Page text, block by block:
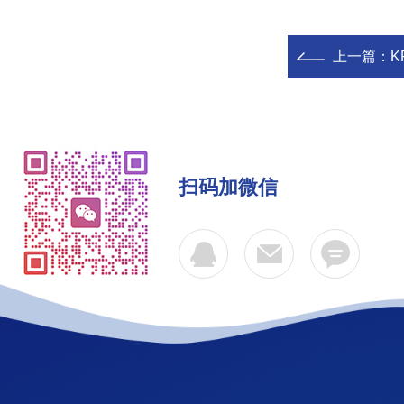
上一篇：
扫码加微信